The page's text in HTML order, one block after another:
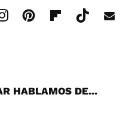
HABLAMOS DE...